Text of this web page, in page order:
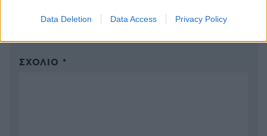
Data Deletion Data Access Privacy Policy
ΣΧΌΛΙΟ *